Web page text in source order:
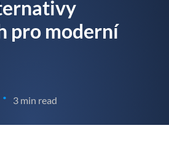
pro moderní
• 3 min read